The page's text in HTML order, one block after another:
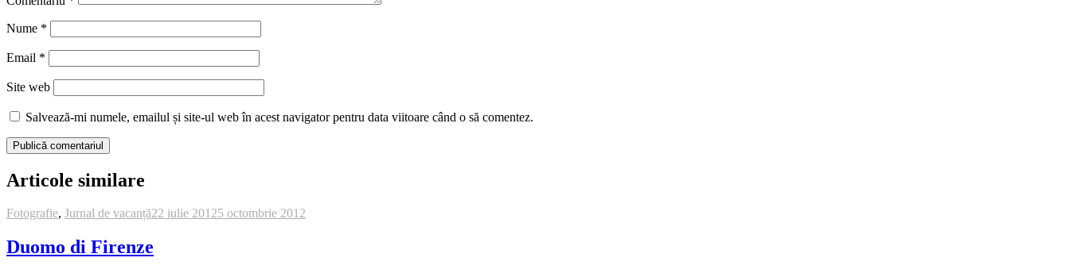
Nume *
Email *
Site web
Salvează-mi numele, emailul și site-ul web în acest navigator pentru data viitoare când o să comentez.
Publică comentariul
Articole similare
Fotografie, Jurnal de vacanță22 iulie 20125 octombrie 2012
Duomo di Firenze